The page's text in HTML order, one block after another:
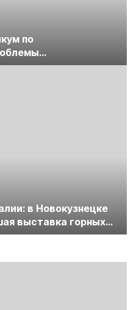
по
экспертизы
в Новокузнецке
выставка горных
Уголь России и